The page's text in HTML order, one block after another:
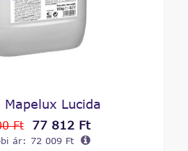
Mapelux Lucida
Ft 77 812 Ft
ár: 72 009 Ft